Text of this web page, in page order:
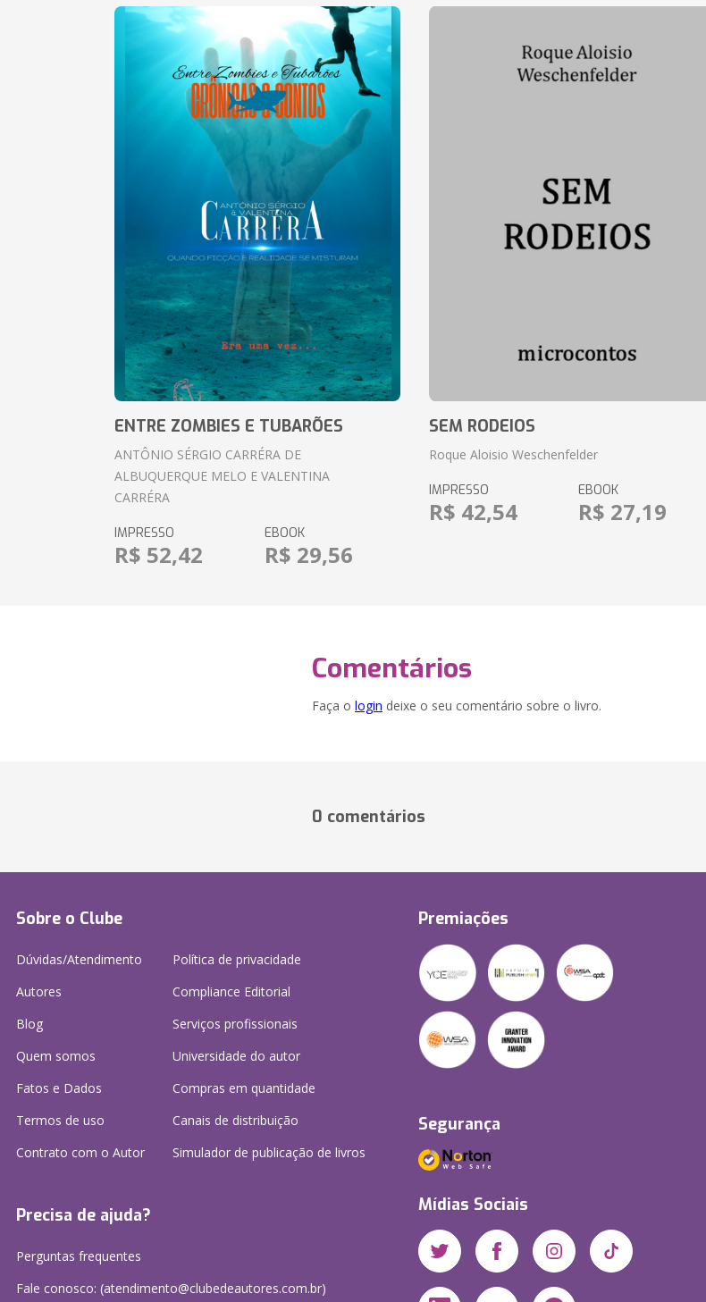
ENTRE ZOMBIES E TUBARÕES
ANTÔNIO SÉRGIO CARRÉRA DE
ALBUQUERQUE MELO E VALENTINA
CARRÉRA
IMPRESSO
R$ 52,42
EBOOK
R$ 29,56
SEM RODEIOS
Roque Aloisio Weschenfelder
IMPRESSO
R$ 42,54
EBOOK
R$ 27,19
Comentários
Faça o login deixe o seu comentário sobre o livro.
0 comentários
Sobre o Clube
Dúvidas/Atendimento
Autores
Blog
Quem somos
Fatos e Dados
Termos de uso
Contrato com o Autor
Política de privacidade
Compliance Editorial
Serviços profissionais
Universidade do autor
Compras em quantidade
Canais de distribuição
Simulador de publicação de livros
Precisa de ajuda?
Perguntas frequentes
Fale conosco: (atendimento@clubedeautores.com.br)
Premiações
Segurança
Mídias Sociais